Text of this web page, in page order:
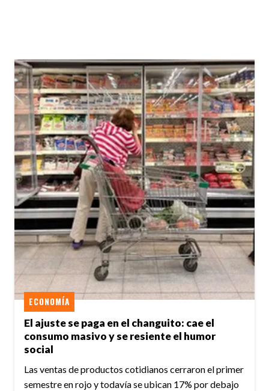
El ajuste se paga en el changuito: cae el
consumo masivo y se resiente el humor
social
ECONOMÍA
Las ventas de productos cotidianos cerraron el primer
semestre en rojo y todavía se ubican 17% por debajo